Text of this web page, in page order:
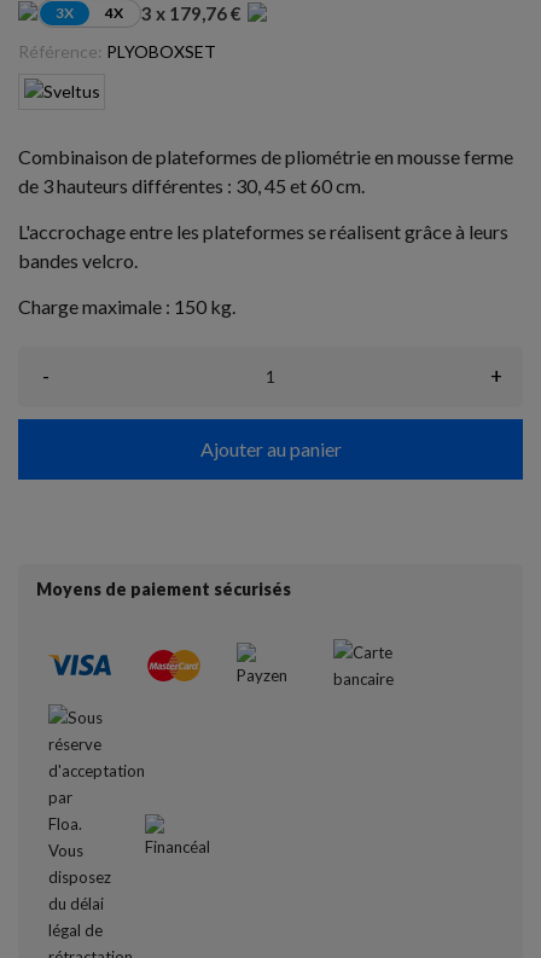
3X 4X 3 x 179,76 €
Référence: PLYOBOXSET
Combinaison de plateformes de pliométrie en mousse ferme
de 3 hauteurs différentes : 30, 45 et 60 cm.
L'accrochage entre les plateformes se réalisent grâce à leurs
bandes velcro.
Charge maximale : 150 kg.
- +
Ajouter au panier
Moyens de paiement sécurisés